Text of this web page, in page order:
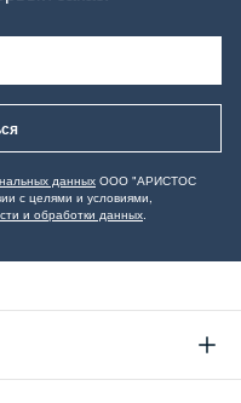
данных ООО "АРИСТОС
с целями и условиями,
и обработки данных